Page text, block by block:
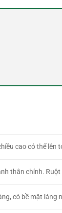
cao có thể lên
thân chính. Ruột
có bề mặt láng